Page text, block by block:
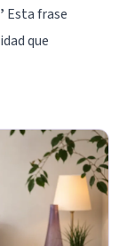
Esta frase
que